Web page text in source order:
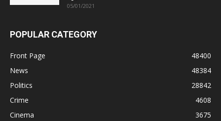
05/01/2021
POPULAR CATEGORY
Front Page
48400
News
48384
Politics
28842
Crime
4608
Cinema
3675